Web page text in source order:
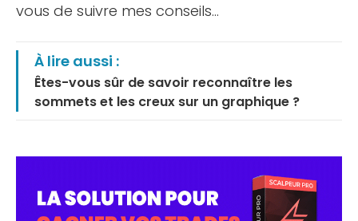
vous de suivre mes conseils…
À lire aussi :
Êtes-vous sûr de savoir reconnaître les
sommets et les creux sur un graphique ?